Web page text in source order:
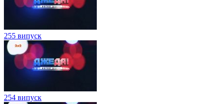
255 випуск
254 випуск